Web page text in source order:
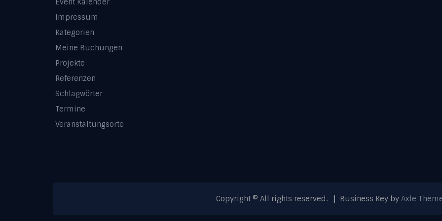
Event Kalender
Impressum
Kategorien
Meine Buchungen
Projekte
Referenzen
Schlagwörter
Termine
Veranstaltungsorte
Copyright © All rights reserved. Business Key by Axle